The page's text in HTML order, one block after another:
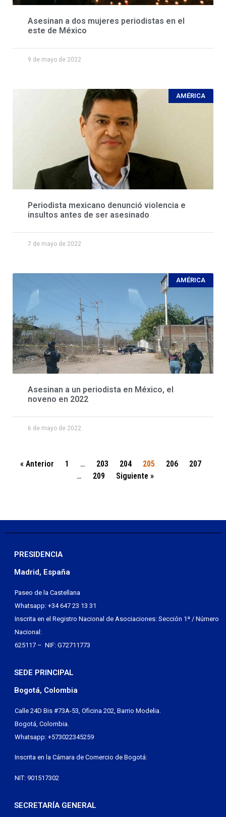
Asesinan a dos mujeres periodistas en el
este de México
9 de mayo de 2022
AMÉRICA
Periodista mexicano denunció violencia e
insultos antes de ser asesinado
7 de mayo de 2022
AMÉRICA
Asesinan a un periodista en México, el
noveno en 2022
6 de mayo de 2022
« Anterior 1 … 203 204 205 206
207
…
209 Siguiente »
PRESIDENCIA
Madrid, España
Paseo de la Castellana
Whatsapp: +34 647 23 13 31
Inscrita en el Registro Nacional de Asociaciones: Sección 1ª / Número
Nacional:
625117 – NIF: G72711773
SEDE PRINCIPAL
Bogotá, Colombia
Calle 24D Bis #73A-53, Oficina 202, Barrio Modelia.
Bogotá, Colombia.
Whatsapp: +573022345259
Inscrita en la Cámara de Comercio de Bogotá:
NIT: 901517302
SECRETARÍA GENERAL